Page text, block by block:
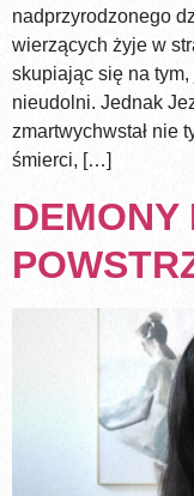
nadprzyrodzonego
wierzących żyje w
skupiając się na
nieudolni. Jednak
zmartwychwstał nie
śmierci, […]
DEMONY